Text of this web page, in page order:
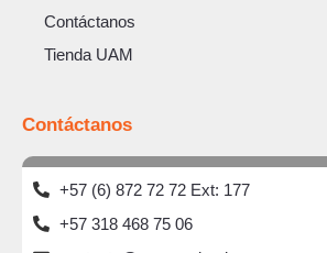
Contáctanos
Tienda UAM
Contáctanos
+57 (6) 872 72 72 Ext: 177
+57 318 468 75 06